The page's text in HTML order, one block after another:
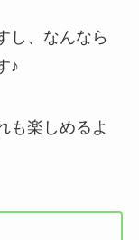
し、なんなら
♪
も楽しめるよ